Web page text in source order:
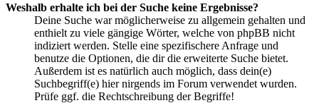
Weshalb erhalte ich bei der Suche keine Ergebnisse?
Deine Suche war möglicherweise zu allgemein gehalten und
enthielt zu viele gängige Wörter, welche von phpBB nicht
indiziert werden. Stelle eine spezifischere Anfrage und
benutze die Optionen, die dir die erweiterte Suche bietet.
Außerdem ist es natürlich auch möglich, dass dein(e)
Suchbegriff(e) hier nirgends im Forum verwendet wurden.
Prüfe ggf. die Rechtschreibung der Begriffe!